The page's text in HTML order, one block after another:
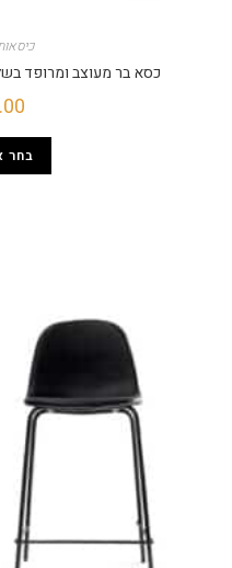
כסא בר מעוצב ומרופד
בחר